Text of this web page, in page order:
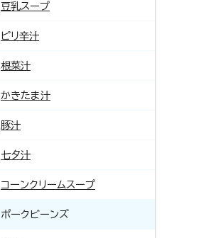
豆乳スープ
ピリ辛汁
根菜汁
かきたま汁
豚汁
七夕汁
コーンクリームスープ
ポークビーンズ